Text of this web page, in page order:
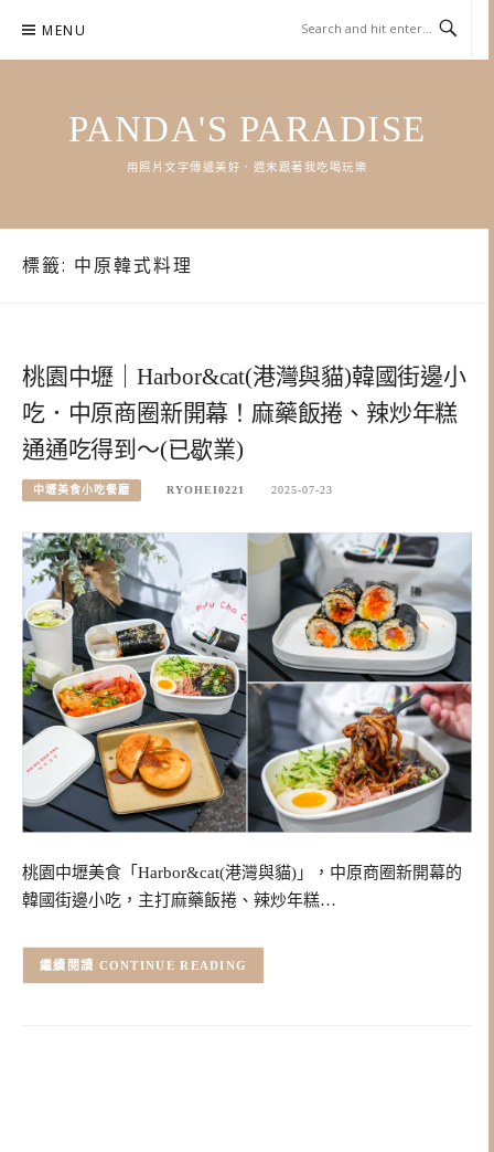
content
MENU
PANDA'S PARADISE
用照片文字傳遞美好．週末跟著我吃喝玩樂
標籤: 中原韓式料理
桃園中壢｜Harbor&cat(港灣與貓)韓國街邊小
吃．中原商圈新開幕！麻藥飯捲、辣炒年糕
通通吃得到～(已歇業)
中壢美食小吃餐廳 RYOHEI0221 2025-07-23
桃園中壢美食「Harbor&cat(港灣與貓)」，中原商圈新開幕的
韓國街邊小吃，主打麻藥飯捲、辣炒年糕…
CONTINUE READING